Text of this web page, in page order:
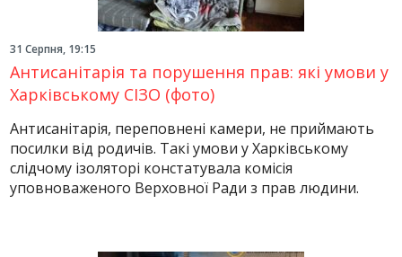
31 Серпня, 19:15
Антисанітарія та порушення прав: які умови у
Харківському СІЗО (фото)
Антисанітарія, переповнені камери, не приймають
посилки від родичів. Такі умови у Харківському
слідчому ізоляторі констатувала комісія
уповноваженого Верховної Ради з прав людини.